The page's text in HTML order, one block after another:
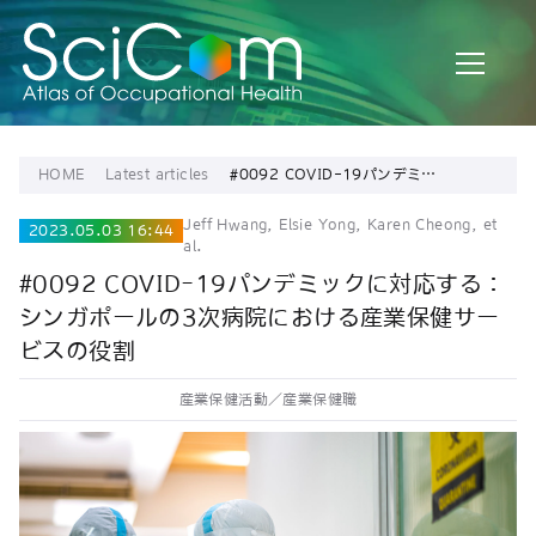
HOME Latest articles
#0092 COVID-19パンデミッ
ービスの役割
2023.05.03 16:44
Jeff Hwang, Elsie Yong, Karen Cheong, et
al.
#0092 COVID-19パンデミックに対応する：
シンガポールの3次病院における産業保健サー
ビスの役割
産業保健活動／産業保健職